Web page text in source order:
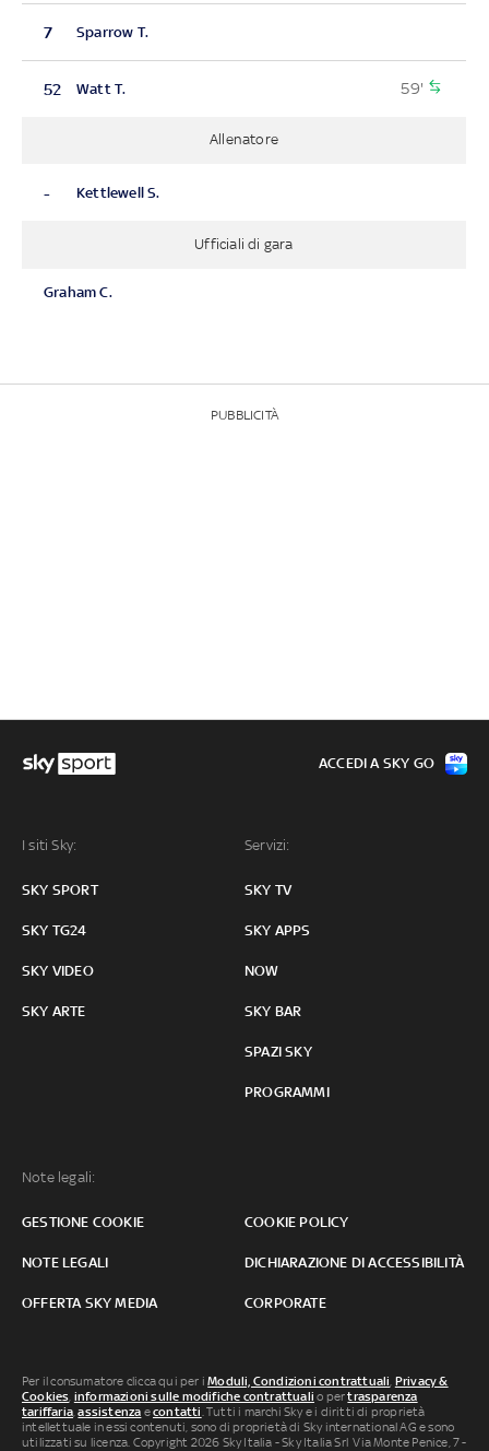
7 Sparrow T.
52 Watt T. 59'
Allenatore
- Kettlewell S.
Ufficiali di gara
Graham C.
PUBBLICITÀ
I siti Sky:
SKY SPORT
SKY TG24
SKY VIDEO
SKY ARTE
Servizi:
SKY TV
SKY APPS
NOW
SKY BAR
SPAZI SKY
PROGRAMMI
Note legali:
GESTIONE COOKIE COOKIE POLICY
NOTE LEGALI DICHIARAZIONE DI ACCESSIBILITÀ
OFFERTA SKY MEDIA CORPORATE
ACCEDI A SKY GO
Per il consumatore clicca qui per iModuli, Condizioni contrattuali Privacy &
Cookies informazioni sulle modifiche contrattuali o pertrasparenza
tariffaria ,assistenza econtatti . Tutti i marchi Sky e i diritti di proprietà
intellettuale in essi contenuti, sono di proprietà di Sky international AG e sono
utilizzati su licenza. Copyright 2026 Sky Italia - Sky Italia Srl Via Monte Penice, 7 -